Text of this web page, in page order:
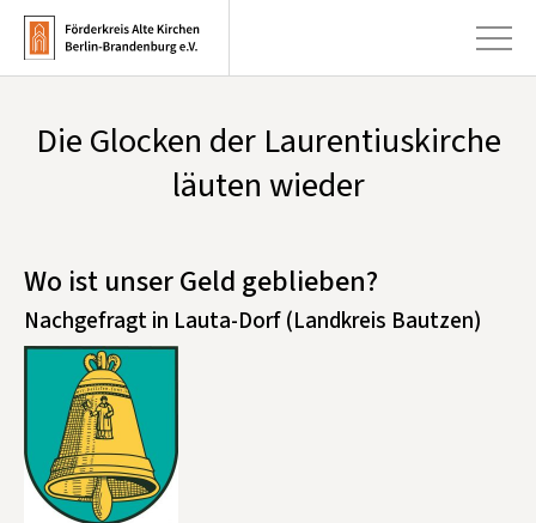
Infobrief abonnieren
Publikationen
Kunst & Kultur
Förderung & Spenden
Über uns
Die Glocken der Laurentiuskirche
läuten wieder
Wo ist unser Geld geblieben?
Nachgefragt in Lauta-Dorf (Landkreis Bautzen)